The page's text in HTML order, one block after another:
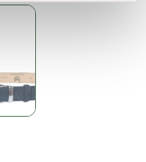
και
το
ισχύ για το